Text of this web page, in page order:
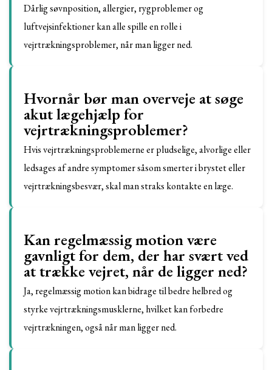
Dårlig søvnposition, allergier, rygproblemer og
luftvejsinfektioner kan alle spille en rolle i
vejrtrækningsproblemer, når man ligger ned.
Hvornår bør man overveje at søge
akut lægehjælp for
vejrtrækningsproblemer?
Hvis vejrtrækningsproblemerne er pludselige, alvorlige eller
ledsages af andre symptomer såsom smerter i brystet eller
vejrtrækningsbesvær, skal man straks kontakte en læge.
Kan regelmæssig motion være
gavnligt for dem, der har svært ved
at trække vejret, når de ligger ned?
Ja, regelmæssig motion kan bidrage til bedre helbred og
styrke vejrtrækningsmusklerne, hvilket kan forbedre
vejrtrækningen, også når man ligger ned.